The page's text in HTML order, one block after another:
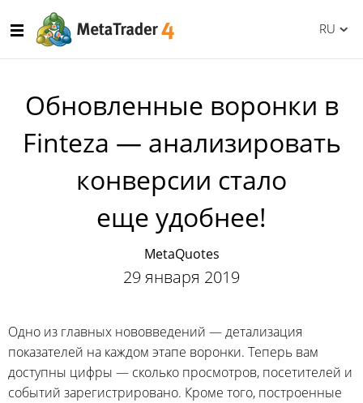
RU
Обновленные воронки в
Finteza — анализировать
конверсии стало
еще удобнее!
MetaQuotes
29 января 2019
Одно из главных нововведений — детализация
показателей на каждом этапе воронки. Теперь вам
доступны цифры — сколько просмотров, посетителей и
событий зарегистрировано. Кроме того, построенные